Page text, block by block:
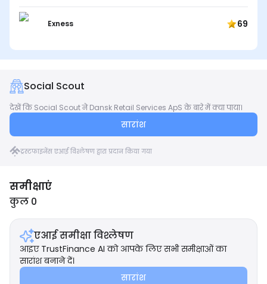
Exness 69
Social Scout
देखें कि Social Scout ने Dansk Retail Services ApS के बारे में क्या पाया।
सारांश
ट्रस्टफाइनेंस एआई विश्लेषण द्वारा प्रदान किया गया
समीक्षाएं
कुल 0
एआई समीक्षा विश्लेषण
आइए TrustFinance AI को आपके लिए सभी समीक्षाओं का
सारांश बनाने दें।
सारांश